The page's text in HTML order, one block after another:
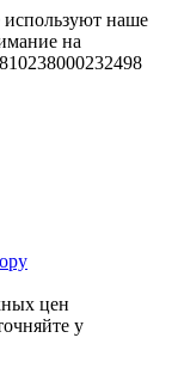
наше
на
цен
у